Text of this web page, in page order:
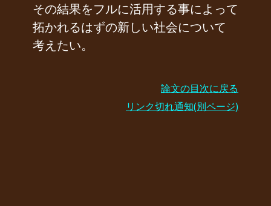
その結果をフルに活用する事によって
拓かれるはずの新しい社会について
考えたい。
論文の目次に戻る
リンク切れ通知(別ページ)